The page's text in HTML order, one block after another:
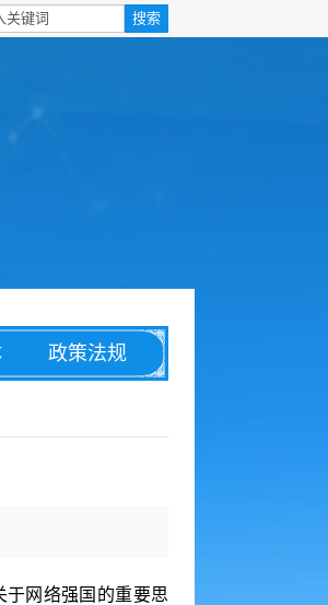
政策法规
于网络强国的重要思